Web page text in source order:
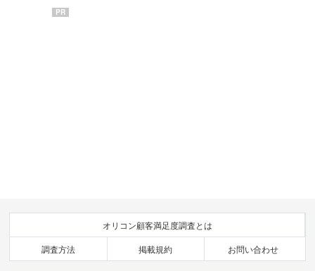
PR
オリコン顧客満足度調査とは
調査方法 掲載規約 お問い合わせ